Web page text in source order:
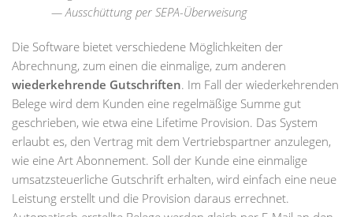
— Ausschüttung per SEPA-Überweisung
Die Software bietet verschiedene Möglichkeiten der
Abrechnung, zum einen die einmalige, zum anderen
wiederkehrende Gutschriften. Im Fall der wiederkehrenden
Belege wird dem Kunden eine regelmäßige Summe gut
geschrieben, wie etwa eine Lifetime Provision. Das System
erlaubt es, den Vertrag mit dem Vertriebspartner anzulegen,
wie eine Art Abonnement. Soll der Kunde eine einmalige
umsatzsteuerliche Gutschrift erhalten, wird einfach eine neue
Leistung erstellt und die Provision daraus errechnet.